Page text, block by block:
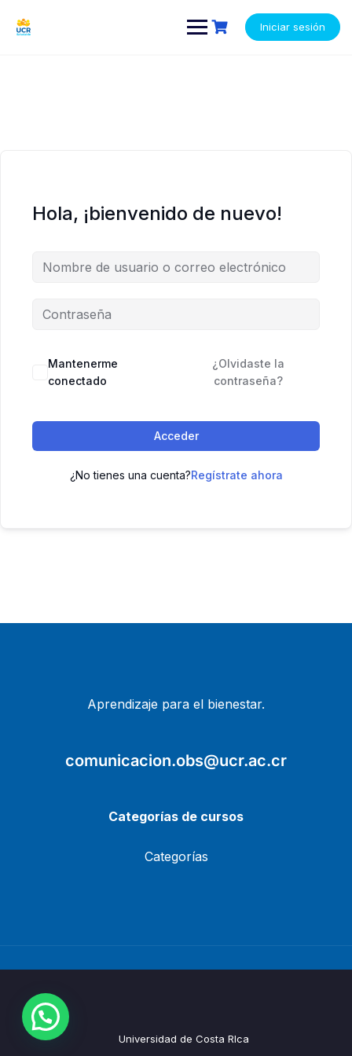
contenido
Iniciar sesión
Hola, ¡bienvenido de nuevo!
Mantenerme
conectado
¿Olvidaste la
contraseña?
Acceder
¿No tienes una cuenta?Regístrate ahora
Aprendizaje para el bienestar.
comunicacion.obs@ucr.ac.cr
Categorías de cursos
Categorías
Universidad de Costa RIca